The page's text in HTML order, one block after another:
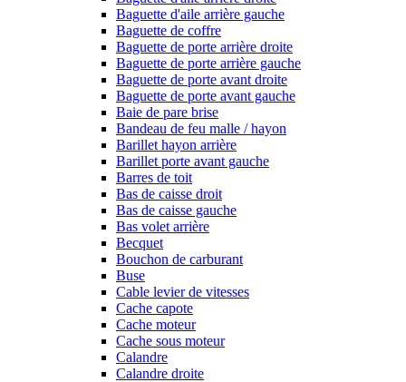
Baguette d'aile arrière gauche
Baguette de coffre
Baguette de porte arrière droite
Baguette de porte arrière gauche
Baguette de porte avant droite
Baguette de porte avant gauche
Baie de pare brise
Bandeau de feu malle / hayon
Barillet hayon arrière
Barillet porte avant gauche
Barres de toit
Bas de caisse droit
Bas de caisse gauche
Bas volet arrière
Becquet
Bouchon de carburant
Buse
Cable levier de vitesses
Cache capote
Cache moteur
Cache sous moteur
Calandre
Calandre droite